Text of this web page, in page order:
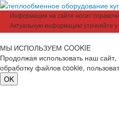
Информация на сайте носит
Актуальную информацию уточняйте
МЫ ИСПОЛЬЗУЕМ COOKIE
Продолжая использовать наш
обработку файлов cookie,
OK